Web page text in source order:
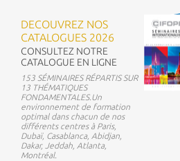
DECOUVREZ NOS
CATALOGUES 2026
CONSULTEZ NOTRE
CATALOGUE EN LIGNE
153 SÉMINAIRES RÉPARTIS SUR
13 THÉMATIQUES
FONDAMENTALES.Un
environnement de formation
optimal dans chacun de nos
différents centres à Paris,
Dubaï, Casablanca, Abidjan,
Dakar, Jeddah, Atlanta,
Montréal.